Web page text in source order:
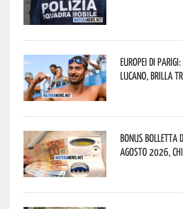
Europei di
lucano, brilla
Bonus bolletta
agosto 2026,